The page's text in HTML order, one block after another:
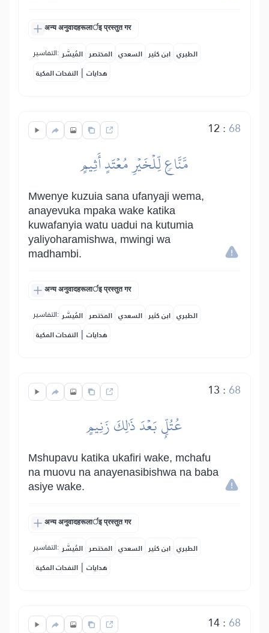
अन्य अनुवादहरूलार्इ प्रस्तुत गर
التفاسير: المُيسَّر المختصر السعدي ابن كثير الطبري
النفحات المكية | هدايات
12 :68
مَّنَّاعٖ لِّلۡخَيۡرِ مُعۡتَدٍ أَثِيمٍ
Mwenye kuzuia sana ufanyaji wema,
anayevuka mpaka wake katika
kuwafanyia watu uadui na kutumia
yaliyoharamishwa, mwingi wa
madhambi.
अन्य अनुवादहरूलार्इ प्रस्तुत गर
التفاسير: المُيسَّر المختصر السعدي ابن كثير الطبري
النفحات المكية | هدايات
13 :68
عُتُلِّۭ بَعۡدَ ذَٰلِكَ زَنِيمٍ
Mshupavu katika ukafiri wake, mchafu
na muovu na anayenasibishwa na baba
asiye wake.
अन्य अनुवादहरूलार्इ प्रस्तुत गर
التفاسير: المُيسَّر المختصر السعدي ابن كثير الطبري
النفحات المكية | هدايات
14:68